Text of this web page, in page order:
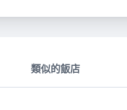
類似的飯店